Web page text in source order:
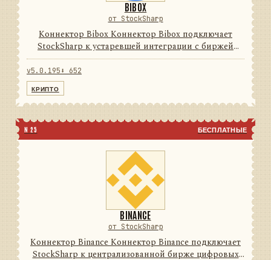
BIBOX
от StockSharp
Коннектор Bibox Коннектор Bibox подключает
StockSharp к устаревшей интеграции с биржей
цифровых активов. Он переводит данные и
операции провайдера в единую модель сообщений
v5.0.195 ⬇ 652
КРИПТО
N 25 БЕСПЛАТНЫЕ
BINANCE
от StockSharp
Коннектор Binance Коннектор Binance подключает
StockSharp к централизованной бирже цифровых